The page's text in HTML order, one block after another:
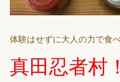
体験はせずに大人の力で食
真田忍者村